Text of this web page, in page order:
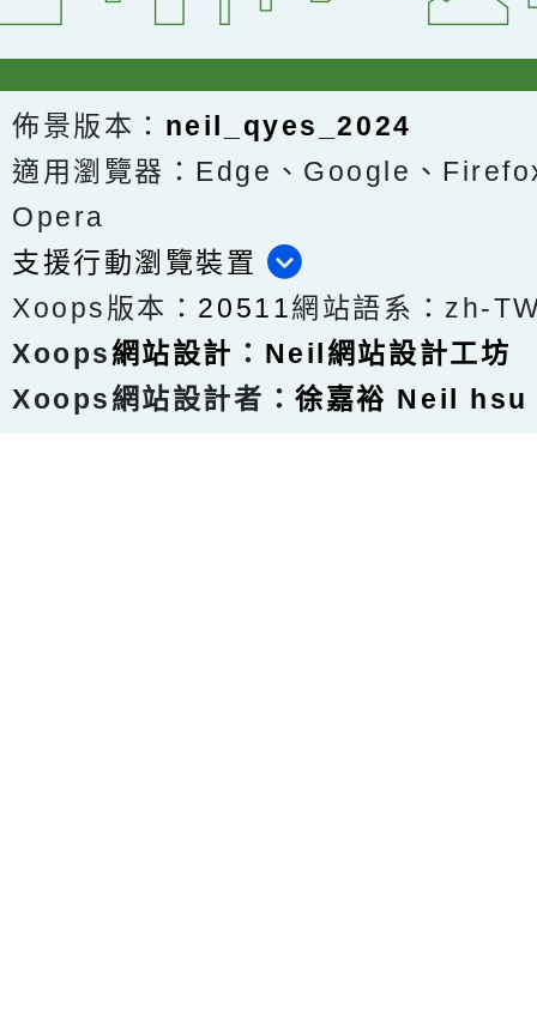
佈景版本： neil_qyes_2024
適用瀏覽器：Edge、Google、
Opera
支援行動瀏覽裝置
Xoops版本： 20511網站語系：zh-
Xoops網站設計 ： Neil網站設計工坊
Xoops網站設計者：徐嘉裕 Neil hsu